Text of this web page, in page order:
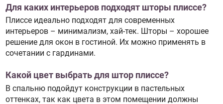
Для каких интерьеров подходят шторы плиссе?
Плиссе идеально подходят для современных
интерьеров – минимализм, хай-тек. Шторы – хорошее
решение для окон в гостиной. Их можно применять в
сочетании с гардинами.
Какой цвет выбрать для штор плиссе?
В спальню подойдут конструкции в пастельных
оттенках, так как цвета в этом помещении должны